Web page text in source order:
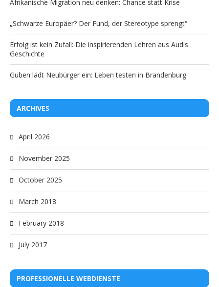
Afrikanische Migration neu denken: Chance statt Krise
„Schwarze Europäer? Der Fund, der Stereotype sprengt“
Erfolg ist kein Zufall: Die inspirierenden Lehren aus Audis
Geschichte
Guben lädt Neubürger ein: Leben testen in Brandenburg
ARCHIVES
April 2026
November 2025
October 2025
March 2018
February 2018
July 2017
PROFESSIONELLE WEBDIENSTE